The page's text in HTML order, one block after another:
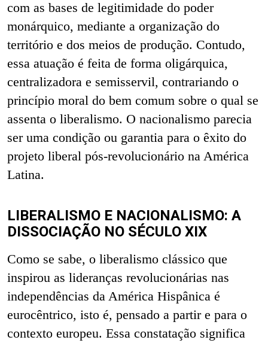
com as bases de legitimidade do poder
monárquico, mediante a organização do
território e dos meios de produção. Contudo,
essa atuação é feita de forma oligárquica,
centralizadora e semisservil, contrariando o
princípio moral do bem comum sobre o qual se
assenta o liberalismo. O nacionalismo parecia
ser uma condição ou garantia para o êxito do
projeto liberal pós-revolucionário na América
Latina.
LIBERALISMO E NACIONALISMO: A
DISSOCIAÇÃO NO SÉCULO XIX
Como se sabe, o liberalismo clássico que
inspirou as lideranças revolucionárias nas
independências da América Hispânica é
eurocêntrico, isto é, pensado a partir e para o
contexto europeu. Essa constatação significa